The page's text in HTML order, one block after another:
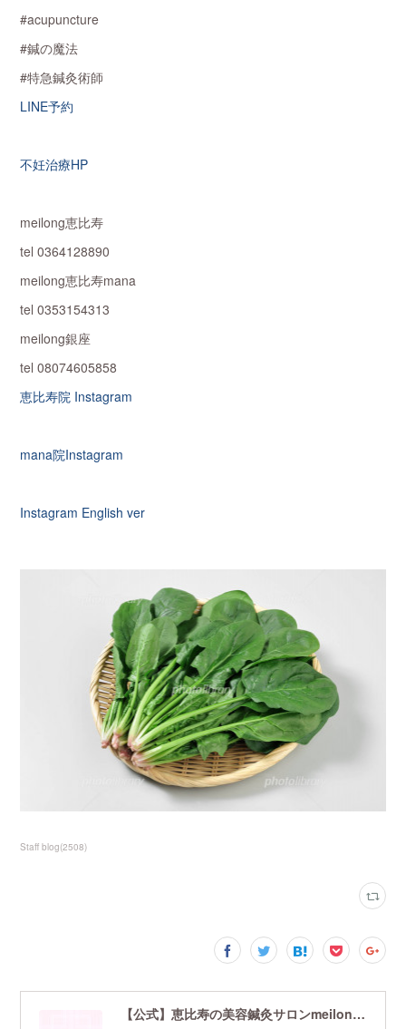
#acupuncture
#鍼の魔法
#特急鍼灸術師
LINE予約
不妊治療HP
meilong恵比寿
tel 0364128890
meilong恵比寿mana
tel 0353154313
meilong銀座
tel 08074605858
恵比寿院 Instagram
mana院Instagram
Instagram English ver
Staff blog(2508)
【公式】恵比寿の美容鍼灸サロンmeilong｜ツボを押さえた針・お灸の治療で美容と健康を叶えます